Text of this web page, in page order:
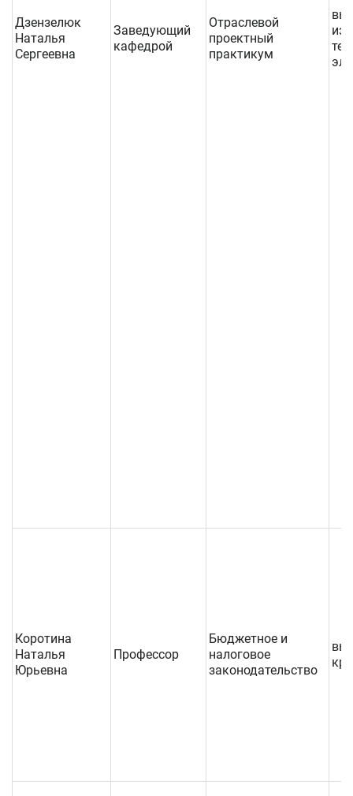
Дзензелюк
Наталья
Сергеевна
Заведующий
кафедрой
Отраслевой
проектный
практикум
Коротина
Наталья
Юрьевна
Профессор
Бюджетное и
налоговое
законодательство